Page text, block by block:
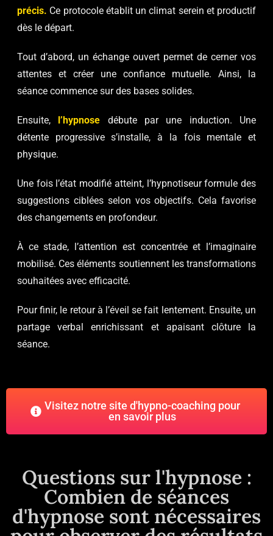
précis. Ce protocole établit un climat serein et productif
dès le départ.
Tout d’abord, un échange ouvert permet de cerner vos
attentes et créer une confiance mutuelle. Ainsi, la
séance commence sur des bases solides.
Ensuite, l’hypnose débute par une induction. Une
détente progressive s’installe, à la fois mentale et
physique.
Une fois l’état modifié atteint, l’hypnotiseur formule des
suggestions ciblées selon vos objectifs. Cela favorise
des changements en profondeur.
À ce stade, l’attention est concentrée et l’imaginaire
mobilisé. Ces éléments soutiennent les transformations
souhaitées avec efficacité.
Pour finir, le retour à l’éveil se fait lentement. Ensuite, un
partage verbal enrichissant et apaisant clôture la
séance.
Visitez notre site d'hypno-coaching pour
en savoir plus
Questions sur l'hypnose :
Combien de séances
d'hypnose sont nécessaires